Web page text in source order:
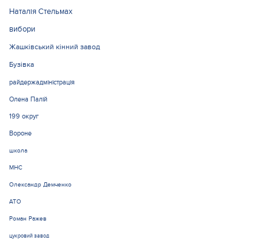
Наталія Стельмах
вибори
Жашківський кінний завод
Бузівка
райдержадміністрація
Олена Палій
199 округ
Вороне
школа
МНС
Олександр Демченко
АТО
Роман Ражев
цукровий завод